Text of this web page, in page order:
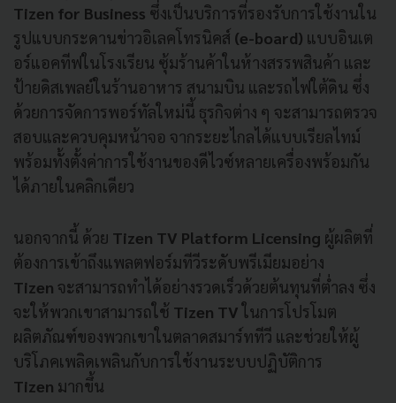
Tizen for Business ซึ่งเป็นบริการที่รองรับการใช้งานใน
รูปแบบกระดานข่าวอิเลคโทรนิคส์ (e-board) แบบอินเต
อร์แอคทีฟในโรงเรียน ซุ้มร้านค้าในห้างสรรพสินค้า และ
ป้ายดิสเพลย์ในร้านอาหาร สนามบิน และรถไฟใต้ดิน ซึ่ง
ด้วยการจัดการพอร์ทัลใหม่นี้ ธุรกิจต่าง ๆ จะสามารถตรวจ
สอบและควบคุมหน้าจอ จากระยะไกลได้แบบเรียลไทม์
พร้อมทั้งตั้งค่าการใช้งานของดีไวซ์หลายเครื่องพร้อมกัน
ได้ภายในคลิกเดียว
นอกจากนี้ ด้วย Tizen TV Platform Licensing ผู้ผลิตที่
ต้องการเข้าถึงแพลตฟอร์มทีวีระดับพรีเมียมอย่าง
Tizen จะสามารถทำได้อย่างรวดเร็วด้วยต้นทุนที่ต่ำลง ซึ่ง
จะให้พวกเขาสามารถใช้ Tizen TVในการโปรโมต
ผลิตภัณฑ์ของพวกเขาในตลาดสมาร์ททีวี และช่วยให้ผู้
บริโภคเพลิดเพลินกับการใช้งานระบบปฏิบัติการ
Tizen มากขึ้น